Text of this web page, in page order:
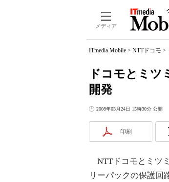
メディア
ITmedia Mobile > NTTドコモ >
ドコモとミツ
開発
2008年03月24日 15時30分 公開
印刷
NTTドコモとミツ
リーパックの保護回